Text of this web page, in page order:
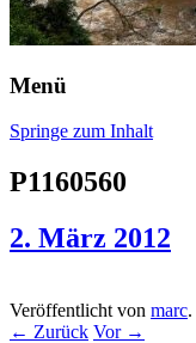
Menü
Springe zum Inhalt
P1160560
2. März 2012
Veröffentlicht von marc.
← Zurück Vor →